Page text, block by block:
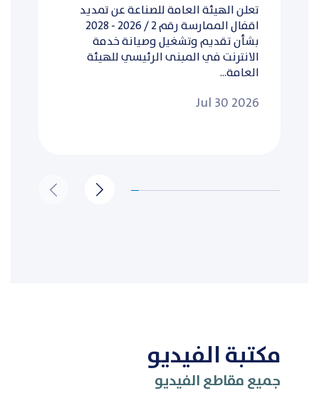
تعلن الهيئة العامة للصناعة عن تمديد
اقفال الممارسة رقم 2 / 2026 - 2028
بشأن تقديم وتشغيل وصيانة خدمة
الانترنت في المبنى الرئيسي للهيئة
العامة...
Jul 30 2026
مكتبة الفيديو
جميع مقاطع الفيديو